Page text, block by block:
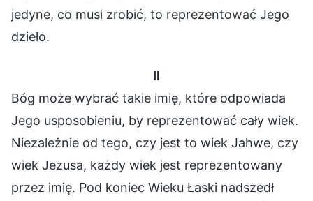
jedyne, co musi zrobić, to reprezentować Jego
dzieło.
II
Bóg może wybrać takie imię, które odpowiada
Jego usposobieniu, by reprezentować cały wiek.
Niezależnie od tego, czy jest to wiek Jahwe, czy
wiek Jezusa, każdy wiek jest reprezentowany
przez imię. Pod koniec Wieku Łaski nadszedł